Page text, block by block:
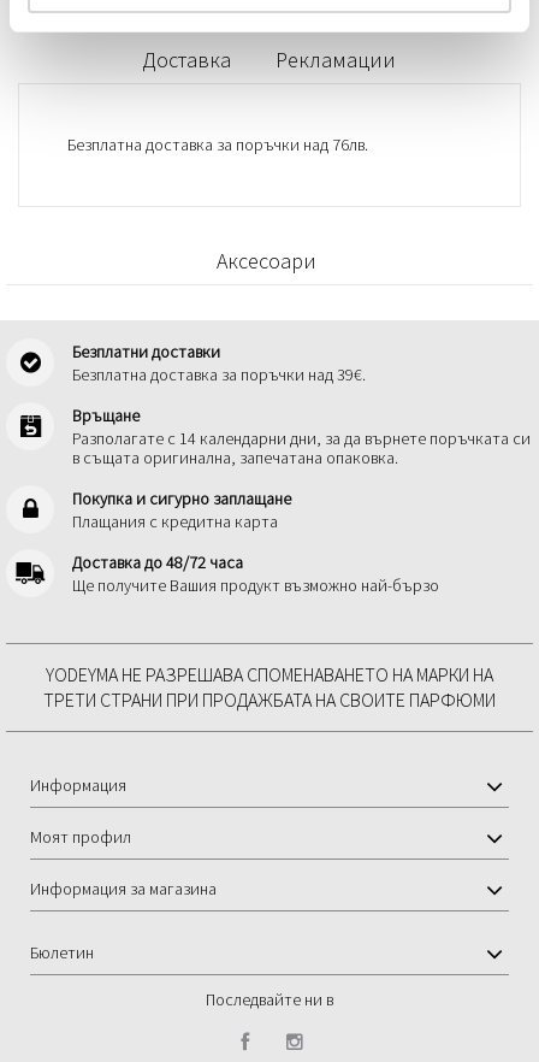
Доставка Рекламации
Безплатна доставка за поръчки над 76лв.
Аксесоари
Безплатни доставки
Безплатна доставка за поръчки над 39€.
Връщане
Разполагате с 14 календарни дни, за да върнете поръчката си
в същата оригинална, запечатана опаковка.
Покупка и сигурно заплащане
Плащания с кредитна карта
Доставка до 48/72 часа
Ще получите Вашия продукт възможно най-бързо
YODEYMA НЕ РАЗРЕШАВА СПОМЕНАВАНЕТО НА МАРКИ НА
ТРЕТИ СТРАНИ ПРИ ПРОДАЖБАТА НА СВОИТЕ ПАРФЮМИ
Информация
Моят профил
Информация за магазина
Бюлетин
Последвайте ни в